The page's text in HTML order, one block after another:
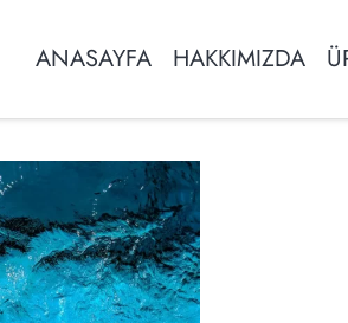
ANASAYFA HAKKIMIZDA